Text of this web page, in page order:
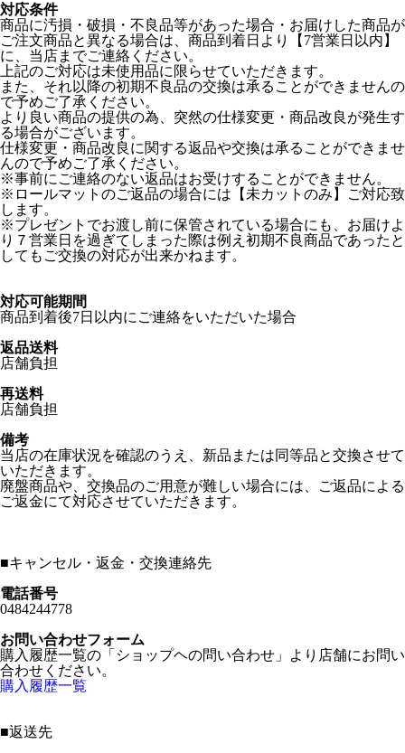
対応条件
商品に汚損・破損・不良品等があった場合・お届けした商品が
ご注文商品と異なる場合は、商品到着日より【7営業日以内】
に、当店までご連絡ください。
上記のご対応は未使用品に限らせていただきます。
また、それ以降の初期不良品の交換は承ることができませんの
で予めご了承ください。
より良い商品の提供の為、突然の仕様変更・商品改良が発生す
る場合がございます。
仕様変更・商品改良に関する返品や交換は承ることができませ
んので予めご了承ください。
※事前にご連絡のない返品はお受けすることができません。
※ロールマットのご返品の場合には【未カットのみ】ご対応致
します。
※プレゼントでお渡し前に保管されている場合にも、お届けよ
り７営業日を過ぎてしまった際は例え初期不良商品であったと
してもご交換の対応が出来かねます。
対応可能期間
商品到着後7日以内にご連絡をいただいた場合
返品送料
店舗負担
再送料
店舗負担
備考
当店の在庫状況を確認のうえ、新品または同等品と交換させて
いただきます。
廃盤商品や、交換品のご用意が難しい場合には、ご返品による
ご返金にて対応させていただきます。
■キャンセル・返金・交換連絡先
電話番号
0484244778
お問い合わせフォーム
購入履歴一覧の「ショップヘの問い合わせ」より店舗にお問い
合わせください。
購入履歴一覧
■返送先